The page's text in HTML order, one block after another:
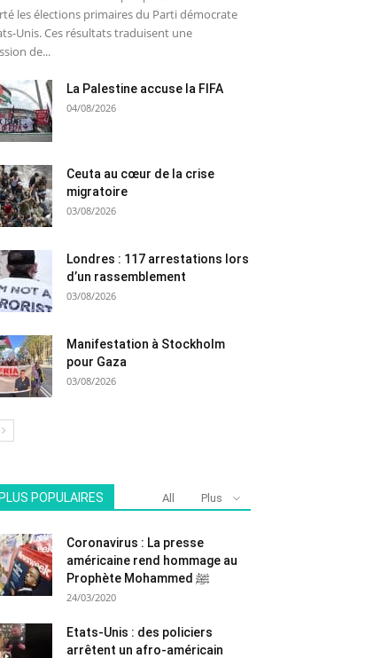
les élections primaires du Parti démocrate
Unis. Ces résultats traduisent une
de...
La Palestine accuse la FIFA
04/08/2026
Ceuta au cœur de la crise
migratoire
03/08/2026
Londres : 117 arrestations lors
d’un rassemblement
03/08/2026
Manifestation à Stockholm
pour Gaza
03/08/2026
POPULAIRES All Plus
Coronavirus : La presse
américaine rend hommage au
Prophète Mohammed ﷺ
24/03/2020
Etats-Unis : des policiers
arrêtent un afro-américain